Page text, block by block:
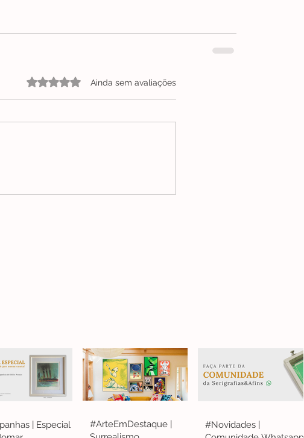
Avaliado com 0 de 5 estrelas.
Ainda sem avaliações
| Especial
#ArteEmDestaque |
#Novidades |